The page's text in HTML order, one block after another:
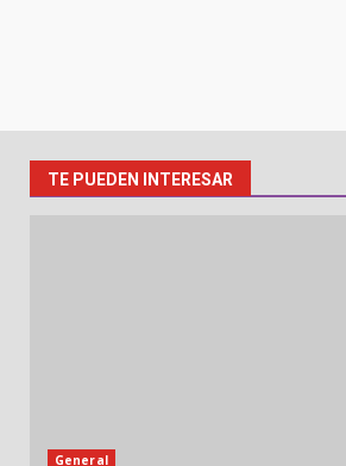
TE PUEDEN INTERESAR
General